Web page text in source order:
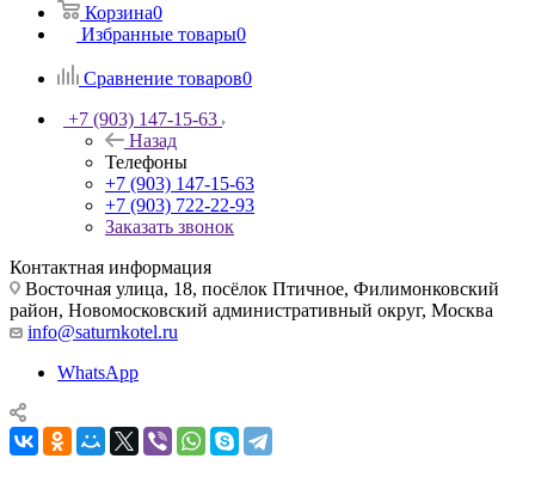
Корзина0
Избранные товары0
Сравнение товаров0
+7 (903) 147-15-63
Назад
Телефоны
+7 (903) 147-15-63
+7 (903) 722-22-93
Заказать звонок
Контактная информация
Восточная улица, 18, посёлок Птичное, Филимонковский
район, Новомосковский административный округ, Москва
info@saturnkotel.ru
WhatsApp